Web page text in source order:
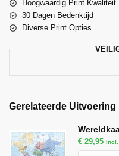
Hoogwaardig Print Kwaliteit
30 Dagen Bedenktijd
Diverse Print Opties
Gerelateerde Uitvoering
€ 29,95 incl.